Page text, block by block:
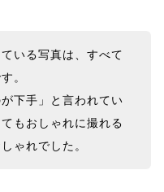
いる写真は、すべて
。
下手」と言われてい
もおしゃれに撮れる
ゃれでした。